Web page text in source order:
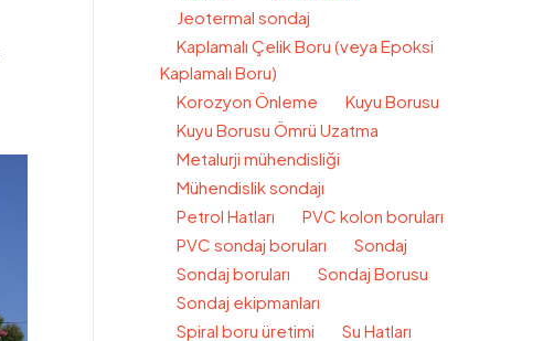
Jeotermal sondaj
Kaplamalı Çelik Boru (veya Epoksi
Kaplamalı Boru)
Korozyon Önleme
Kuyu Borusu
Kuyu Borusu Ömrü Uzatma
Metalurji mühendisliği
Mühendislik sondajı
Petrol Hatları
PVC kolon boruları
PVC sondaj boruları
Sondaj
Sondaj boruları
Sondaj Borusu
Sondaj ekipmanları
Spiral boru üretimi
Su Hatları